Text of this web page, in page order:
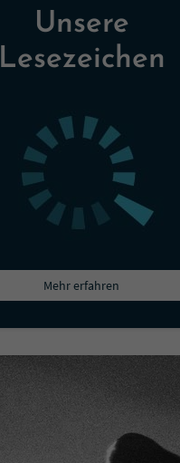
Unsere
Lesezeichen
Mehr erfahren